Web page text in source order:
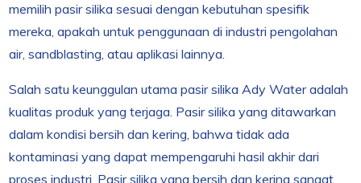
memilih pasir silika sesuai dengan kebutuhan spesifik
mereka, apakah untuk penggunaan di industri pengolahan
air, sandblasting, atau aplikasi lainnya.
Salah satu keunggulan utama pasir silika Ady Water adalah
kualitas produk yang terjaga. Pasir silika yang ditawarkan
dalam kondisi bersih dan kering, bahwa tidak ada
kontaminasi yang dapat mempengaruhi hasil akhir dari
proses industri. Pasir silika yang bersih dan kering sangat